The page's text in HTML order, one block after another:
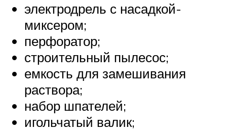
электродрель с насадкой-
миксером;
перфоратор;
строительный пылесос;
емкость для замешивания
раствора;
набор шпателей;
игольчатый валик;